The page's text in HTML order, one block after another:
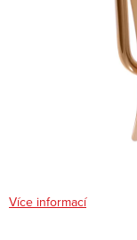
Více informací